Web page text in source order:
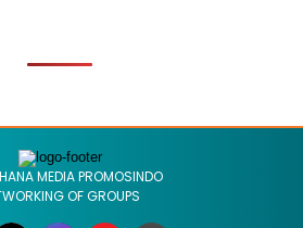
MEDIA PROMOSINDO
OF GROUPS